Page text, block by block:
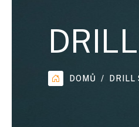
DOMŮ DRILL